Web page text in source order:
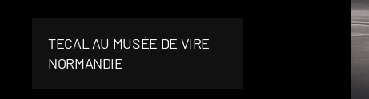
TECAL AU MUSÉE DE VIRE
NORMANDIE